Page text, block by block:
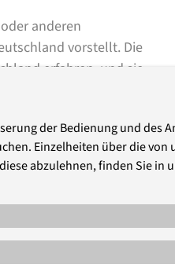
anderen
vorstellt. Die
erfahren, und sie
Seminar, wird Peer-
politische Bildung
wo sie zu
werden“, sagt
hat. Studienleiterin
selber weiter
für andere
der Bedienung und des
Einzelheiten über die von
abzulehnen, finden Sie in